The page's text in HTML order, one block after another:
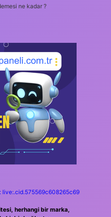
ne kadar ?
live:.cid.575569c608265c69
herhangi bir marka,